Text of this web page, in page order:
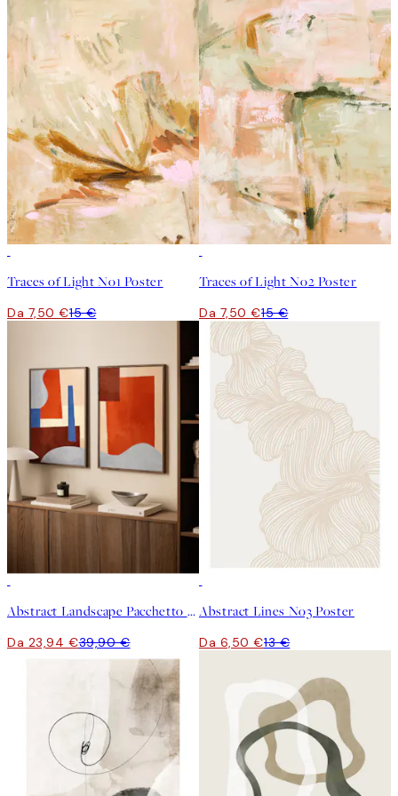
Traces of Light No1 Poster
Da 7,50 €15 €
Traces of Light No2 Poster
Da 7,50 €15 €
Abstract Landscape Pacchetto di Poster
Da 23,94 €39,90 €
Abstract Lines No3 Poster
Da 6,50 €13 €